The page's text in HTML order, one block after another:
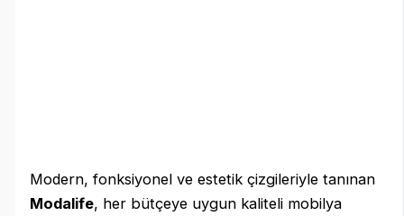
Modern, fonksiyonel ve estetik çizgileriyle tanınan
Modalife, her bütçeye uygun kaliteli mobilya